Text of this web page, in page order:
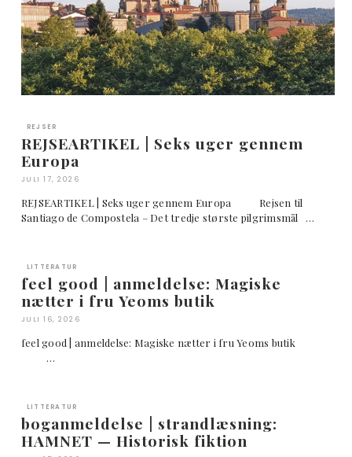
REJSER
REJSEARTIKEL | Seks uger gennem
Europa
JULI 17, 2026
REJSEARTIKEL | Seks uger gennem Europa Rejsen til
Santiago de Compostela – Det tredje største pilgrimsmål …
LITTERATUR
feel good | anmeldelse: Magiske
nætter i fru Yeoms butik
JULI 16, 2026
feel good | anmeldelse: Magiske nætter i fru Yeoms butik
…
LITTERATUR
boganmeldelse | strandlæsning:
HAMNET — Historisk fiktion